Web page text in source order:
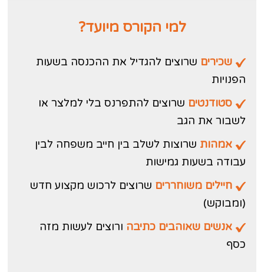
למי הקורס מיועד?
שכירים שרוצים להגדיל את ההכנסה בשעות
הפנויות
סטודנטים שרוצים להתפרנס בלי למלצר או
לשבור את הגב
אמהות שרוצות לשלב בין חייב משפחה לבין
עבודה בשעות גמישות
חיילים משוחררים שרוצים לרכוש מקצוע חדש
(ומבוקש)
אנשים שאוהבים כתיבה ורוצים לעשות מזה
כסף